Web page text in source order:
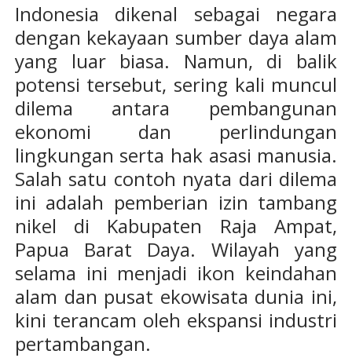
Indonesia dikenal sebagai negara
dengan kekayaan sumber daya alam
yang luar biasa. Namun, di balik
potensi tersebut, sering kali muncul
dilema antara pembangunan
ekonomi dan perlindungan
lingkungan serta hak asasi manusia.
Salah satu contoh nyata dari dilema
ini adalah pemberian izin tambang
nikel di Kabupaten Raja Ampat,
Papua Barat Daya. Wilayah yang
selama ini menjadi ikon keindahan
alam dan pusat ekowisata dunia ini,
kini terancam oleh ekspansi industri
pertambangan.